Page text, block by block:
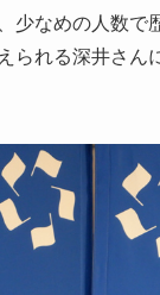
なめの人数で
られる深井さ